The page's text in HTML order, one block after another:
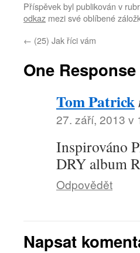
Příspěvek byl publikován v
odkaz mezi své oblíbené
← (25) Jak říci vám
One
Tom Patrick
27. září, 2013 v
Inspirováno
DRY album
Odpovědět
Napsat